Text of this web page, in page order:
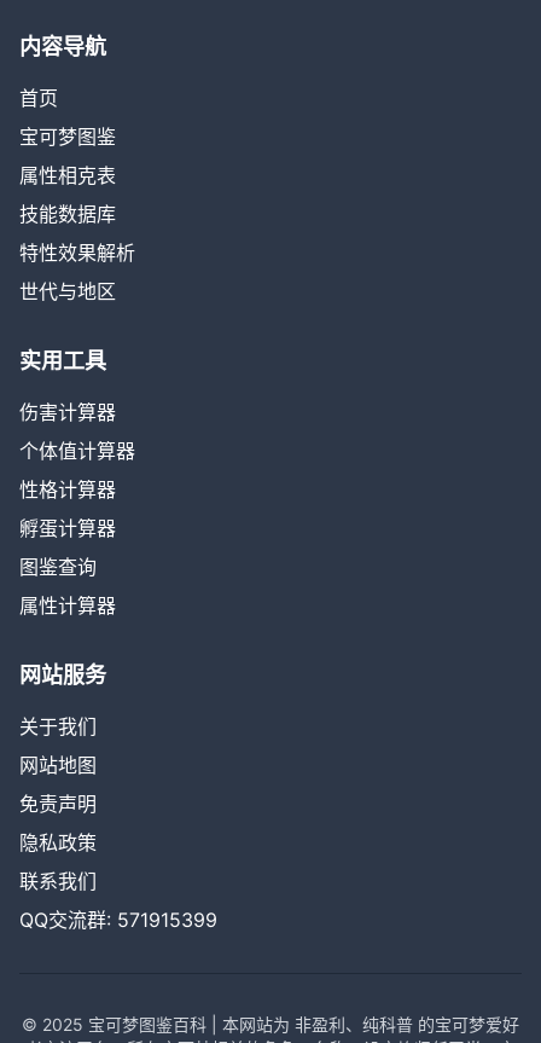
内容导航
首页
宝可梦图鉴
属性相克表
技能数据库
特性效果解析
世代与地区
实用工具
伤害计算器
个体值计算器
性格计算器
孵蛋计算器
图鉴查询
属性计算器
网站服务
关于我们
网站地图
免责声明
隐私政策
联系我们
QQ交流群: 571915399
© 2025 宝可梦图鉴百科 | 本网站为 非盈利、纯科普 的宝可梦爱好